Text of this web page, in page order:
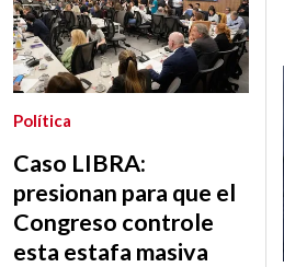
Caso LIBRA:
presionan para que el
Congreso controle
esta estafa masiva
Política